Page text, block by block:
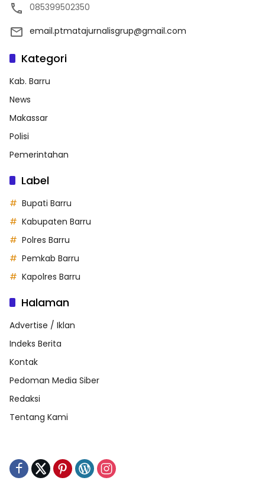
085399502350
email.ptmatajurnalisgrup@gmail.com
Kategori
Kab. Barru
News
Makassar
Polisi
Pemerintahan
Label
Bupati Barru
Kabupaten Barru
Polres Barru
Pemkab Barru
Kapolres Barru
Halaman
Advertise / Iklan
Indeks Berita
Kontak
Pedoman Media Siber
Redaksi
Tentang Kami